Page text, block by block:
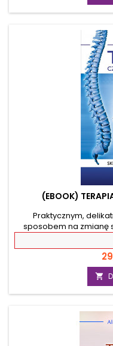
zgłębienie zagadnień
(EBOOK)
Praktycznym,
sposobem na zmianę
poprawę zdrowia jest
nowatorski sposób
osteopatów zakłada,
traumatycznych
pracy układu
powodujące napięcia
